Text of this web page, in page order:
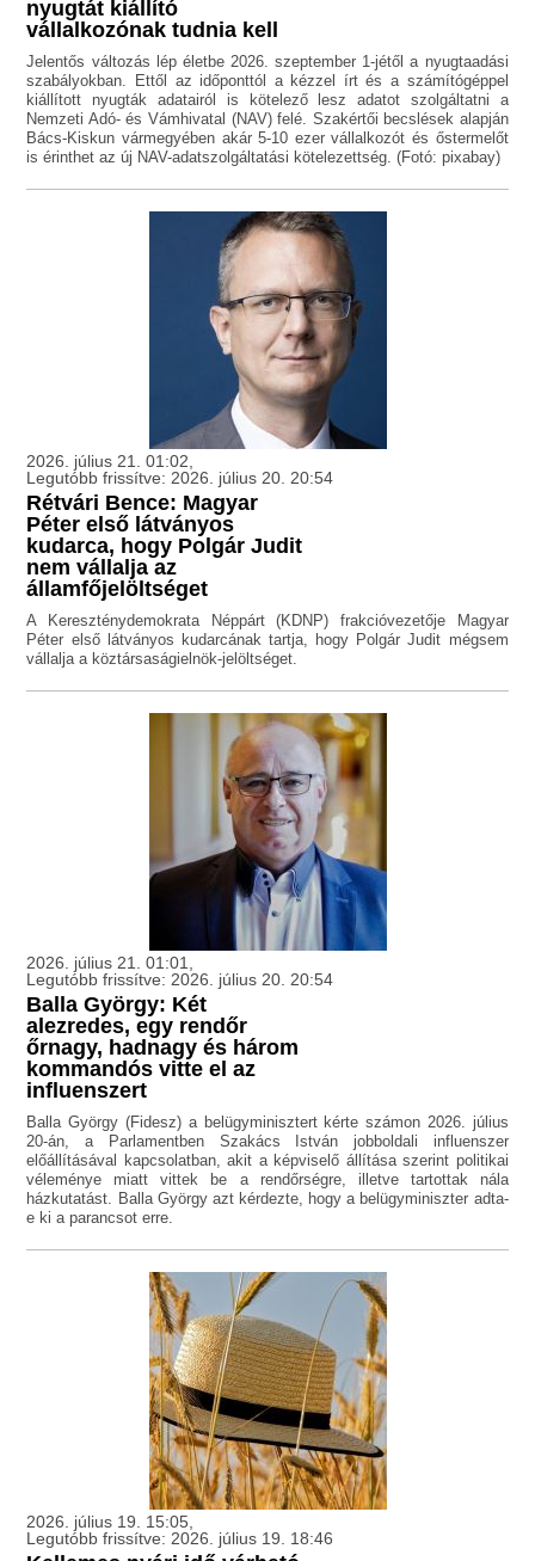
nyugtát kiállító
vállalkozónak tudnia kell
Jelentős változás lép életbe 2026. szeptember 1-jétől a nyugtaadási
szabályokban. Ettől az időponttól a kézzel írt és a számítógéppel
kiállított nyugták adatairól is kötelező lesz adatot szolgáltatni a
Nemzeti Adó- és Vámhivatal (NAV) felé. Szakértői becslések alapján
Bács-Kiskun vármegyében akár 5-10 ezer vállalkozót és őstermelőt
is érinthet az új NAV-adatszolgáltatási kötelezettség. (Fotó: pixabay)
2026. július 21. 01:02,
Legutóbb frissítve: 2026. július 20. 20:54
Rétvári Bence: Magyar
Péter első látványos
kudarca, hogy Polgár Judit
nem vállalja az
államfőjelöltséget
A Kereszténydemokrata Néppárt (KDNP) frakcióvezetője Magyar
Péter első látványos kudarcának tartja, hogy Polgár Judit mégsem
vállalja a köztársaságielnök-jelöltséget.
2026. július 21. 01:01,
Legutóbb frissítve: 2026. július 20. 20:54
Balla György: Két
alezredes, egy rendőr
őrnagy, hadnagy és három
kommandós vitte el az
influenszert
Balla György (Fidesz) a belügyminisztert kérte számon 2026. július
20-án, a Parlamentben Szakács István jobboldali influenszer
előállításával kapcsolatban, akit a képviselő állítása szerint politikai
véleménye miatt vittek be a rendőrségre, illetve tartottak nála
házkutatást. Balla György azt kérdezte, hogy a belügyminiszter adta-
e ki a parancsot erre.
2026. július 19. 15:05,
Legutóbb frissítve: 2026. július 19. 18:46